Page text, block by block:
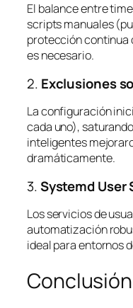
El balance entre
scripts manuales
protección continua
es necesario.
2. Exclusiones
La configuración
cada uno),
inteligentes
dramáticamente.
3.Systemd User
Los servicios de
automatización
ideal para entornos
Conclusión